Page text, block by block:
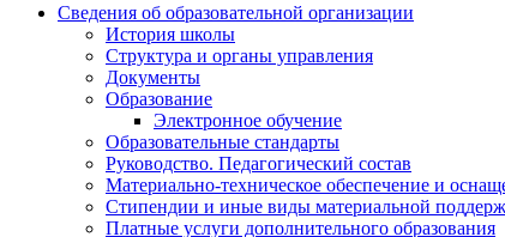
Сведения об образовательной организации
История школы
Структура и органы управления
Документы
Образование
Электронное обучение
Образовательные стандарты
Руководство. Педагогический состав
Материально-техническое обеспечение и
Стипендии и иные виды материальной
Платные услуги дополнительного образования